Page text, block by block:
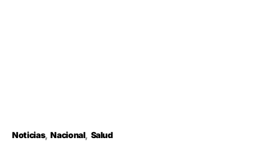
Noticias Nacional Salud